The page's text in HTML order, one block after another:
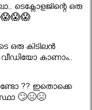
ടെക്നോളജിന്റെ ഒരു
ഒരു കിടിലൻ
കാണാം..
?? ഇതൊക്കെ
🙄😣😣